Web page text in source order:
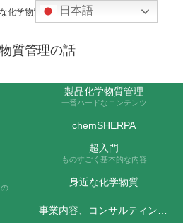
化学物質などの話題を取り上げます
質管理の話
製品化学物質管理
一番ハードなコンテンツ
chemSHERPA
超入門
ものすごく基本的な内容
身近な化学物質
事業内容、コンサルティング料金など
日本語